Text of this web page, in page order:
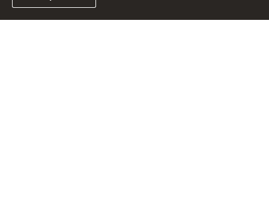
Link zum Landesportal